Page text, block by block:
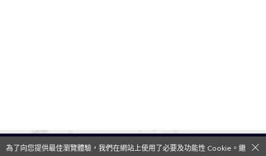
QooApp Limited © 2026
為了向您提供最佳瀏覽體驗，我們在網站上使用了必要及功能性 Cookie。繼